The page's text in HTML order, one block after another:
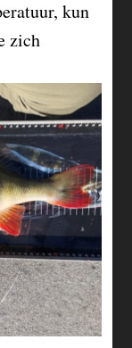
kun
zich